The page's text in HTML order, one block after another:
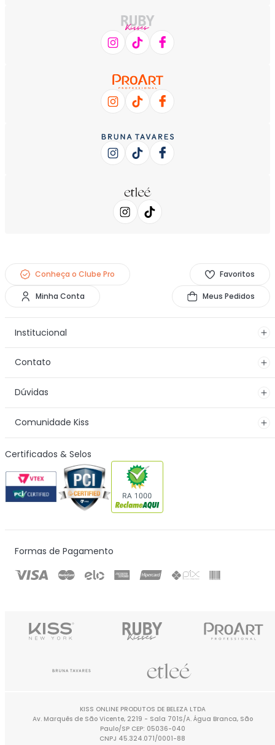
Conheça o Clube Pro Favoritos
Minha Conta Meus Pedidos
Institucional
Contato
Dúvidas
Comunidade Kiss
Certificados & Selos
Formas de Pagamento
KISS ONLINE PRODUTOS DE BELEZA LTDA
Av. Marquês de São Vicente, 2219 - Sala 701S/A. Água Branca, São
Paulo/SP CEP: 05036-040
CNPJ 45.324.071/0001-88